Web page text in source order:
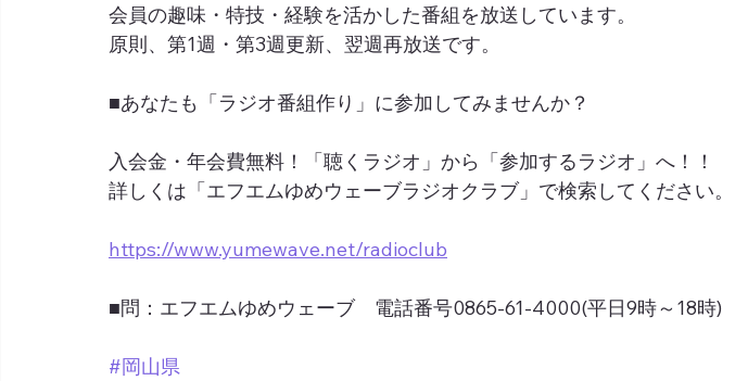
会員の趣味・特技・経験を活かした番組を放送しています。
原則、第1週・第3週更新、翌週再放送です。
■あなたも「ラジオ番組作り」に参加してみませんか？
入会金・年会費無料！「聴くラジオ」から「参加するラジオ」へ！！
詳しくは「エフエムゆめウェーブラジオクラブ」で検索してください。
https://www.yumewave.net/radioclub
■問：エフエムゆめウェーブ　電話番号0865-61-4000(平日9時～18時)
#岡山県